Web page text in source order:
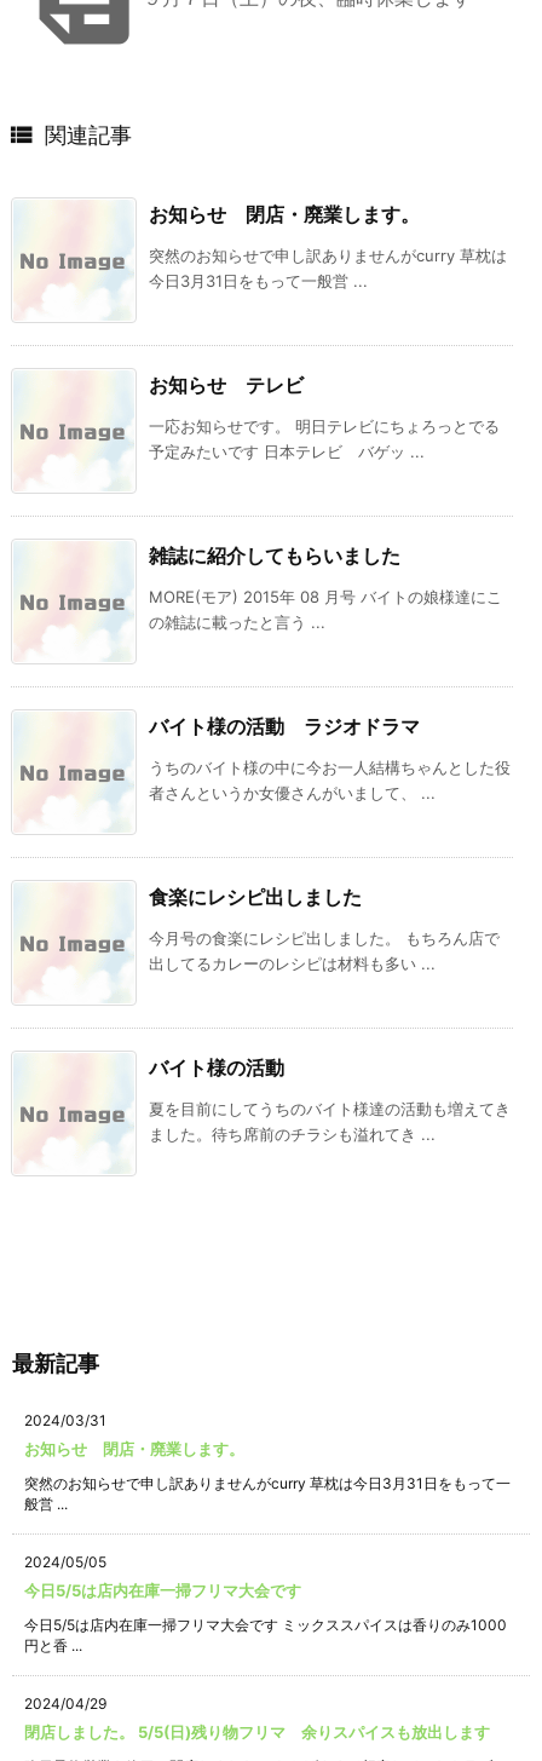
 関連記事
お知らせ 閉店・廃業します。
突然のお知らせで申し訳ありませんがcurry 草枕は
今日3月31日をもって一般営 ...
お知らせ テレビ
一応お知らせです。 明日テレビにちょろっとでる
予定みたいです 日本テレビ バゲッ ...
雑誌に紹介してもらいました
MORE(モア) 2015年 08 月号 バイトの娘様達にこ
の雑誌に載ったと言う ...
バイト様の活動 ラジオドラマ
うちのバイト様の中に今お一人結構ちゃんとした役
者さんというか女優さんがいまして、 ...
食楽にレシピ出しました
今月号の食楽にレシピ出しました。 もちろん店で
出してるカレーのレシピは材料も多い ...
バイト様の活動
夏を目前にしてうちのバイト様達の活動も増えてき
ました。待ち席前のチラシも溢れてき ...
最新記事
2024/03/31
お知らせ 閉店・廃業します。
突然のお知らせで申し訳ありませんがcurry 草枕は今日3月31日をもって一
般営 ...
2024/05/05
今日5/5は店内在庫一掃フリマ大会です
今日5/5は店内在庫一掃フリマ大会です ミックススパイスは香りのみ1000
円と香 ...
2024/04/29
閉店しました。 5/5(日)残り物フリマ 余りスパイスも放出します